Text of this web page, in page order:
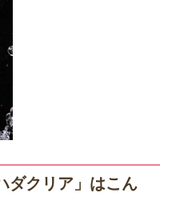
ダクリア」はこん